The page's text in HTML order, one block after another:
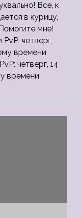
Все, к
в курицу,
мне!
четверг,
времени
четверг, 14
времени